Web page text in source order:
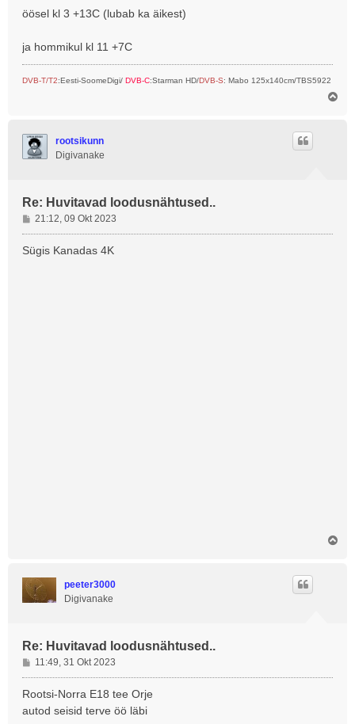
s
öösel kl 3 +13C (lubab ka äikest)
ja hommikul kl 11 +7C
DVB-T/T2:Eesti-SoomeDigi/ DVB-C:Starman HD/DVB-S: Mabo 125x140cm/TBS5922
rootsikunn
Digivanake
Re: Huvitavad loodusnähtused..
P
o
s
21:12, 09 Okt 2023
Sügis Kanadas 4K
peeter3000
Digivanake
Re: Huvitavad loodusnähtused..
P
o
s
11:49, 31 Okt 2023
Rootsi-Norra E18 tee Orje
autod seisid terve öö läbi